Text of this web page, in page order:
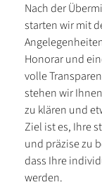
Nach der
starten wir mit
Honorar und
volle
stehen wir
zu klären und
Ziel ist es, Ihre
und präzise zu
dass Ihre
werden.